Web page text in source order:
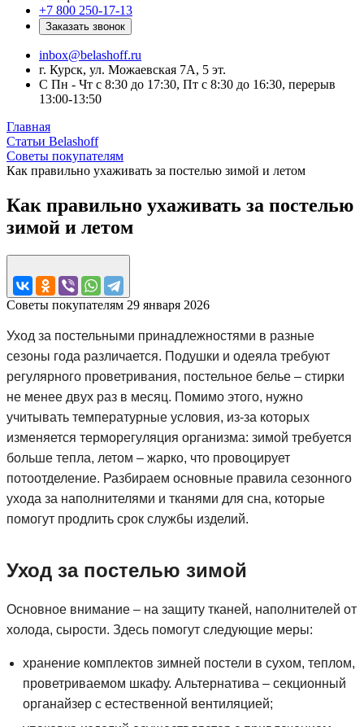
+7 800 250-17-13
Заказать звонок
inbox@belashoff.ru
г. Курск, ул. Можаевская 7А, 5 эт.
C Пн - Чт с 8:30 до 17:30, Пт с 8:30 до 16:30, перерыв
13:00-13:50
Главная
Статьи Belashoff
Советы покупателям
Как правильно ухаживать за постелью зимой и летом
Как правильно ухаживать за постелью
зимой и летом
Советы покупателям 29 января 2026
Уход за постельными принадлежностями в разные
сезоны года различается. Подушки и одеяла требуют
регулярного проветривания, постельное белье – стирки
не менее двух раз в месяц. Помимо этого, нужно
учитывать температурные условия, из-за которых
изменяется терморегуляция организма: зимой требуется
больше тепла, летом – жарко, что провоцирует
потоотделение. Разбираем основные правила сезонного
ухода за наполнителями и тканями для сна, которые
помогут продлить срок службы изделий.
Уход за постелью зимой
Основное внимание – на защиту тканей, наполнителей от
холода, сырости. Здесь помогут следующие меры:
хранение комплектов зимней постели в сухом, теплом,
проветриваемом шкафу. Альтернатива – секционный
органайзер с естественной вентиляцией;